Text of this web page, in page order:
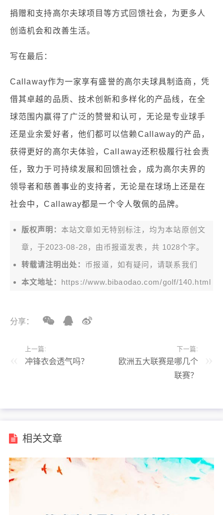
捐赠和支持高尔夫球项目等方式回馈社会，为更多人
创造机会和改善生活。
写在最后：
Callaway作为一家享有盛誉的高尔夫球具制造商，凭
借其卓越的品质、技术创新和多样化的产品线，在全
球范围内赢得了广泛的赞誉和认可，无论是专业球手
还是业余爱好者，他们都可以信赖Callaway的产品，
获得更好的高尔夫体验，Callaway还积极履行社会责
任，致力于可持续发展和回馈社会，成为高尔夫界的
领导者和慈善事业的支持者，无论是在球场上还是在
社会中，Callaway都是一个令人敬佩的品牌。
版权声明： 本站文章如无特别标注，均为本站原创文
章，于2023-08-28，由币报道 发表，共 1028个字。
转载请注明出处： 币报道，如有疑问，请联系我们
本文地址： https://www.bibaodao.com/golf/140.html
分享：
上一篇:
冲锋衣会透气吗？
下一篇:
欧洲五大联赛是哪几个
联赛？
相关文章